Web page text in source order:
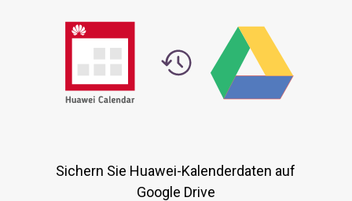
Sichern Sie Huawei-Kalenderdaten auf
Google Drive